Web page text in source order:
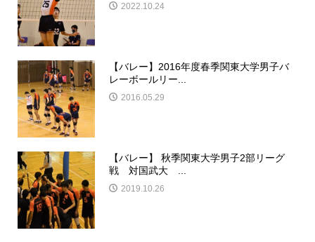
2022.10.24
【バレー】2016年度春季関東大学男子バ
レーボールリー...
2016.05.29
【バレー】 秋季関東大学男子2部リーグ
戦 対国武大 ...
2019.10.26